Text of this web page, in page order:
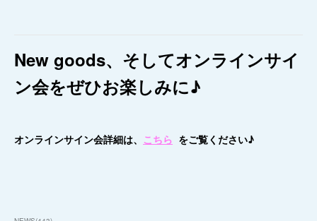
New goods、そしてオンラインサイ
ン会をぜひお楽しみに♪
オンラインサイン会詳細は、 こちら をご覧ください♪